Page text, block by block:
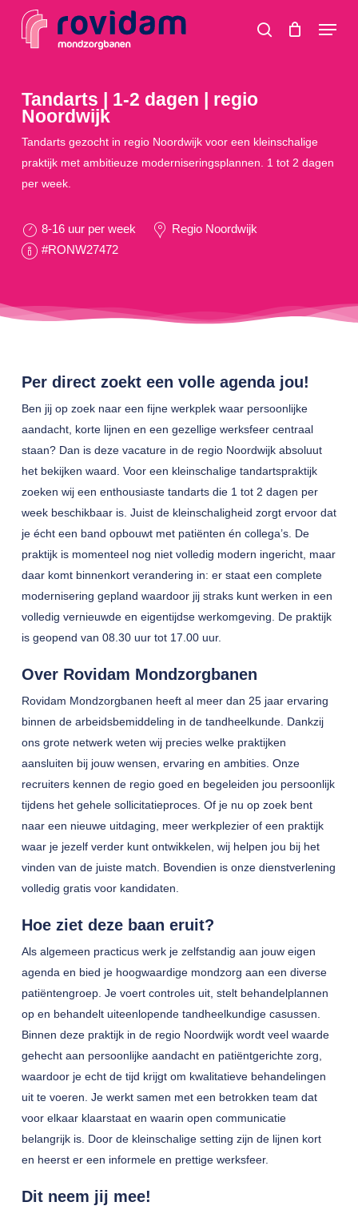
search
Menu
Tandarts | 1-2 dagen | regio
Noordwijk
Tandarts gezocht in regio Noordwijk voor een kleinschalige
praktijk met ambitieuze moderniseringsplannen. 1 tot 2 dagen
per week.
8-16 uur per week
Regio Noordwijk
#RONW27472
Per direct zoekt een volle agenda jou!
Ben jij op zoek naar een fijne werkplek waar persoonlijke
aandacht, korte lijnen en een gezellige werksfeer centraal
staan? Dan is deze vacature in de regio Noordwijk absoluut
het bekijken waard. Voor een kleinschalige tandartspraktijk
zoeken wij een enthousiaste tandarts die 1 tot 2 dagen per
week beschikbaar is. Juist de kleinschaligheid zorgt ervoor dat
je écht een band opbouwt met patiënten én collega’s. De
praktijk is momenteel nog niet volledig modern ingericht, maar
daar komt binnenkort verandering in: er staat een complete
modernisering gepland waardoor jij straks kunt werken in een
volledig vernieuwde en eigentijdse werkomgeving. De praktijk
is geopend van 08.30 uur tot 17.00 uur.
Over Rovidam Mondzorgbanen
Rovidam Mondzorgbanen heeft al meer dan 25 jaar ervaring
binnen de arbeidsbemiddeling in de tandheelkunde. Dankzij
ons grote netwerk weten wij precies welke praktijken
aansluiten bij jouw wensen, ervaring en ambities. Onze
recruiters kennen de regio goed en begeleiden jou persoonlijk
tijdens het gehele sollicitatieproces. Of je nu op zoek bent
naar een nieuwe uitdaging, meer werkplezier of een praktijk
waar je jezelf verder kunt ontwikkelen, wij helpen jou bij het
vinden van de juiste match. Bovendien is onze dienstverlening
volledig gratis voor kandidaten.
Hoe ziet deze baan eruit?
Als algemeen practicus werk je zelfstandig aan jouw eigen
agenda en bied je hoogwaardige mondzorg aan een diverse
patiëntengroep. Je voert controles uit, stelt behandelplannen
op en behandelt uiteenlopende tandheelkundige casussen.
Binnen deze praktijk in de regio Noordwijk wordt veel waarde
gehecht aan persoonlijke aandacht en patiëntgerichte zorg,
waardoor je echt de tijd krijgt om kwalitatieve behandelingen
uit te voeren. Je werkt samen met een betrokken team dat
voor elkaar klaarstaat en waarin open communicatie
belangrijk is. Door de kleinschalige setting zijn de lijnen kort
en heerst er een informele en prettige werksfeer.
Dit neem jij mee!